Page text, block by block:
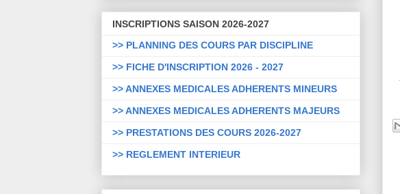
INSCRIPTIONS SAISON 2026-2027
>> PLANNING DES COURS PAR DISCIPLINE
>> FICHE D'INSCRIPTION 2026 - 2027
>> ANNEXES MEDICALES ADHERENTS MINEURS
>> ANNEXES MEDICALES ADHERENTS MAJEURS
>> PRESTATIONS DES COURS 2026-2027
>> REGLEMENT INTERIEUR